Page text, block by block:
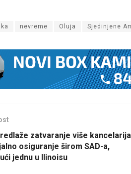
nevreme Oluja Sjedinjene
zatvaranje više kancelarija
osiguranje širom SAD-a,
jednu u Ilinoisu